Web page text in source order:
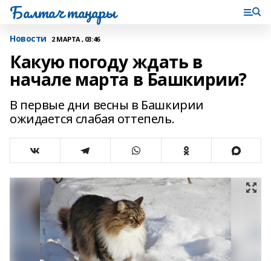
Балтач таңнары
Новости 2 МАРТА , 03:46
Какую погоду ждать в
начале марта в Башкирии?
В первые дни весны в Башкирии
ожидается слабая оттепель.